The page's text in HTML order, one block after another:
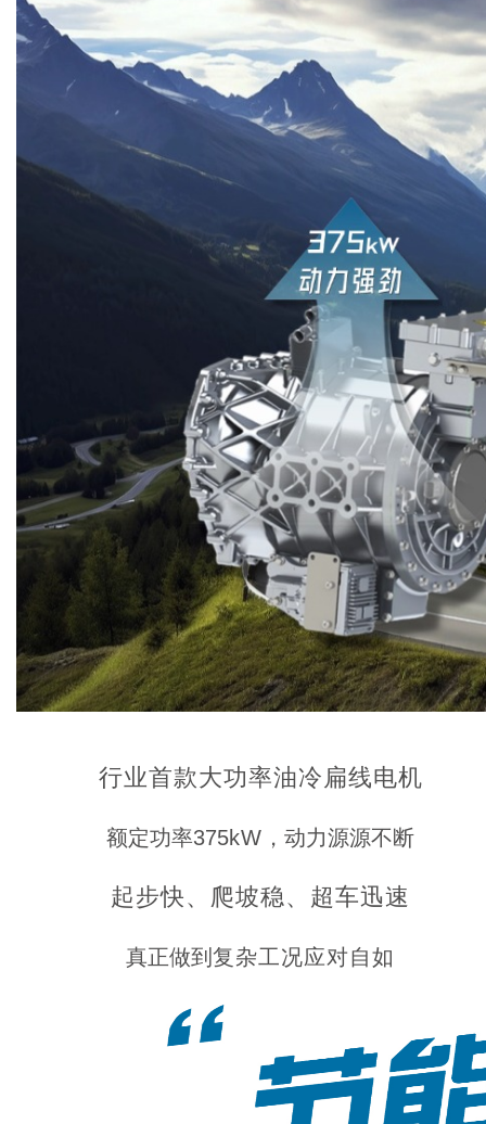
行业首款大功率油冷扁线电机
额定功率375kW ，动力源源不断
起步快、爬坡稳、超车迅速
真正做到 复杂工况应对自如